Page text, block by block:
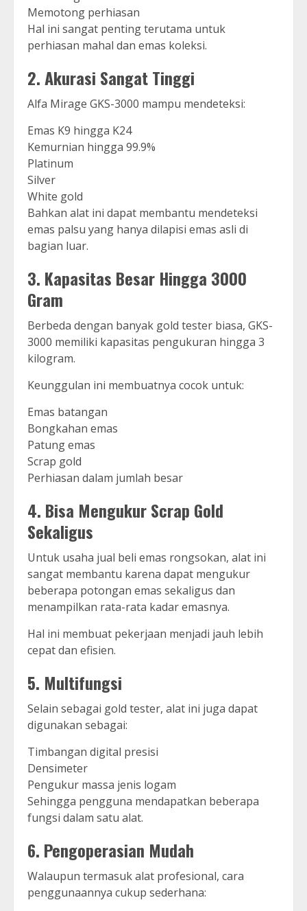
Memotong perhiasan
Hal ini sangat penting terutama untuk
perhiasan mahal dan emas koleksi.
2. Akurasi Sangat Tinggi
Alfa Mirage GKS-3000 mampu mendeteksi:
Emas K9 hingga K24
Kemurnian hingga 99.9%
Platinum
Silver
White gold
Bahkan alat ini dapat membantu mendeteksi
emas palsu yang hanya dilapisi emas asli di
bagian luar.
3. Kapasitas Besar Hingga 3000
Gram
Berbeda dengan banyak gold tester biasa, GKS-
3000 memiliki kapasitas pengukuran hingga 3
kilogram.
Keunggulan ini membuatnya cocok untuk:
Emas batangan
Bongkahan emas
Patung emas
Scrap gold
Perhiasan dalam jumlah besar
4. Bisa Mengukur Scrap Gold
Sekaligus
Untuk usaha jual beli emas rongsokan, alat ini
sangat membantu karena dapat mengukur
beberapa potongan emas sekaligus dan
menampilkan rata-rata kadar emasnya.
Hal ini membuat pekerjaan menjadi jauh lebih
cepat dan efisien.
5. Multifungsi
Selain sebagai gold tester, alat ini juga dapat
digunakan sebagai:
Timbangan digital presisi
Densimeter
Pengukur massa jenis logam
Sehingga pengguna mendapatkan beberapa
fungsi dalam satu alat.
6. Pengoperasian Mudah
Walaupun termasuk alat profesional, cara
penggunaannya cukup sederhana: